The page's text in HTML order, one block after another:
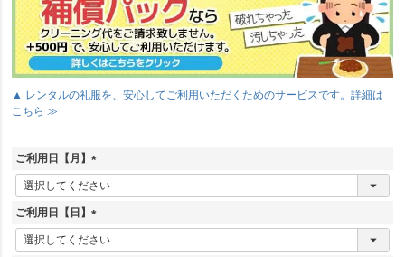
▲ レンタルの礼服を、安心してご利用いただくためのサービスです。詳細は
こちら ≫
ご利用日【月】
(
必
須
)
ご利用日【日】
(
必